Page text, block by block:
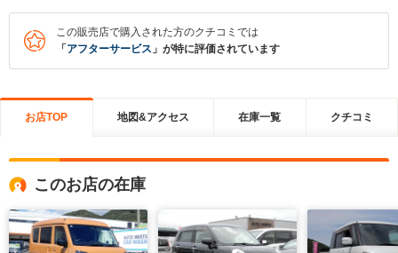
この販売店で購入された方のクチコミでは
「 アフターサービス 」が特に評価されています
お店TOP 地図&アクセス 在庫一覧 クチコミ
このお店の在庫